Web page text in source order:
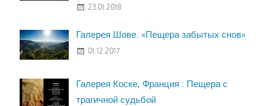
23.01.2018
Галерея Шове. «Пещера забытых снов»
01.12.2017
Галерея Коске, Франция : Пещера с
трагичной судьбой